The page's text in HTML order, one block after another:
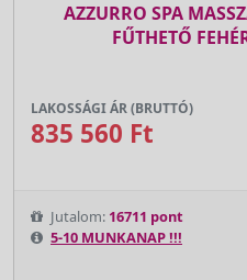
AZZURRO SPA
FŰTHETŐ
LAKOSSÁGI ÁR (BRUTTÓ)
835 560 Ft
Jutalom: 16711 pont
5-10 MUNKANAP !!!